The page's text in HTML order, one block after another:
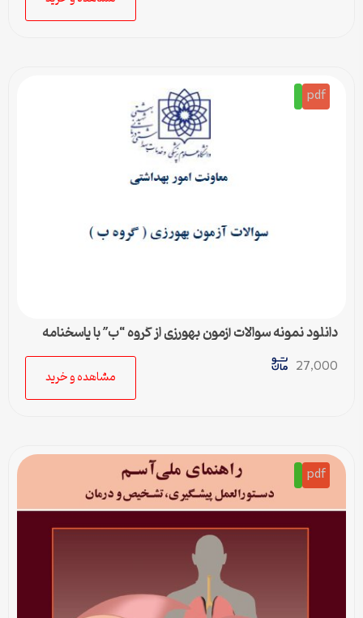
pdf
دانلود نمونه سوالات آزمون بهورزی از گروه “ب” با پاسخنامه
تستی
27,000
مشاهده و خرید
pdf